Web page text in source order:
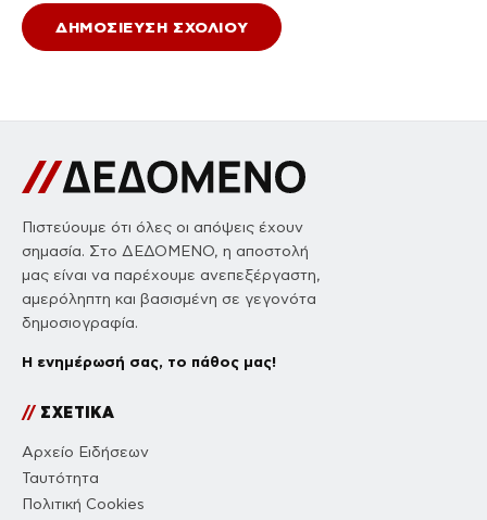
Πιστεύουμε ότι όλες οι απόψεις έχουν
σημασία. Στο ΔΕΔΟΜΕΝΟ, η αποστολή
μας είναι να παρέχουμε ανεπεξέργαστη,
αμερόληπτη και βασισμένη σε γεγονότα
δημοσιογραφία.
Η ενημέρωσή σας, το πάθος μας!
//ΣΧΕΤΙΚΑ
Αρχείο Ειδήσεων
Ταυτότητα
Πολιτική Cookies